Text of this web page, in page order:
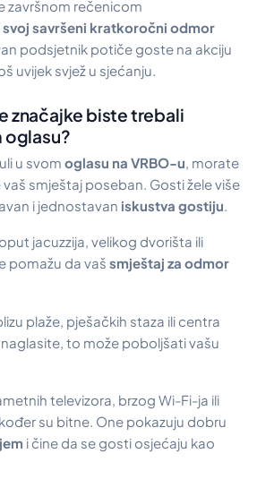
završnom rečenicom
svoj savršeni kratkoročni odmor
podsjetnik potiče goste na akciju
uvijek svjež u sjećanju.
značajke biste trebali
oglasu?
u svom oglasu na VRBO-u , morate
smještaj poseban. Gosti žele više
i jednostavan iskustva gostiju
jacuzzija, velikog dvorišta ili
pomažu da vaš smještaj za odmor
plaže, pješačkih staza ili centra
to može poboljšati vašu
televizora, brzog Wi-Fi-ja ili
su bitne. One pokazuju dobru
i čine da se gosti osjećaju kao